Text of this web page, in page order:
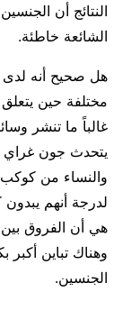
النتائج أن
الشائعة خاطئة.
هل صحيح أنه لدى
مختلفة حين يتعلق
غالباً ما تنشر
يتحدث جون غراي
والنساء من كوكب
لدرجة أنهم
هي أن الفروق
وهناك تباين أكبر
الجنسين.